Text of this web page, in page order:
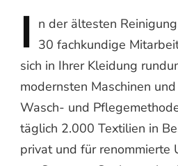
I n der ältesten
30 fachkundige
sich in Ihrer Kleidung
modernsten Maschinen
Wasch- und
täglich 2.000 Textilien in
privat und für renommierte